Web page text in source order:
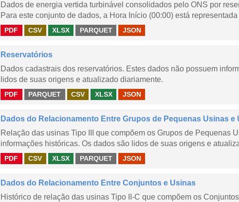
Dados de energia vertida turbinável consolidados pelo ONS por
Para este conjunto de dados, a Hora Início (00:00) está representada
PDF CSV XLSX PARQUET JSON
Reservatórios
Dados cadastrais dos reservatórios. Estes dados não possuem
lidos de suas origens e atualizado diariamente.
PDF PARQUET CSV XLSX JSON
Dados do Relacionamento Entre Grupos de Pequenas Usinas e
Relação das usinas Tipo III que compõem os Grupos de Pequenas
informações históricas. Os dados são lidos de suas origens e
PDF CSV XLSX PARQUET JSON
Dados do Relacionamento Entre Conjuntos e Usinas
Histórico de relação das usinas Tipo II-C que compõem os